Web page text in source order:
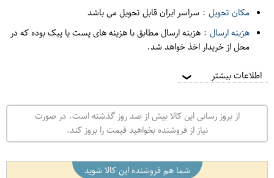
مکان تحویل : سراسر ایران قابل تحویل می باشد
هزینه ارسال : هزینه ارسال مطابق با هزینه های پست یا پیک بوده که در
محل از خریدار اخذ خواهد شد.
اطلاعات بیشتر ❯
از بروز رسانی این کالا بیش از صد روز گذشته است. در صورت
نیاز از فروشنده بخواهید قیمت را بروز کند.
شما هم فروشنده این کالا شوید